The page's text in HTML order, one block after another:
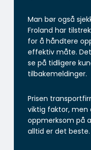
Man bør også
Froland har
for å håndtere
effektiv måte.
se på tidligere
tilbakemeldinger.
Prisen
viktig faktor,
oppmerksom på
alltid er det beste.